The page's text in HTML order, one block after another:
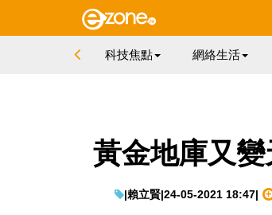
科技焦點 網絡生活
黃金地庫又
|賴立賢|24-05-2021 18:47|